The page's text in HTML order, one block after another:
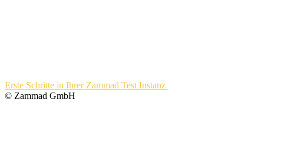
Erste Schritte in Ihrer Zammad Test Instanz
© Zammad GmbH